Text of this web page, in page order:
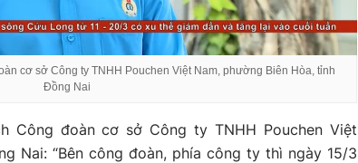
cơ sở Công ty TNHH Pouchen Việt Nam, phường Biên Hòa, tỉnh
Đồng Nai
Công đoàn cơ sở Công ty TNHH Pouchen Việt
Nai: “Bên công đoàn, phía công ty thì ngày 15/3